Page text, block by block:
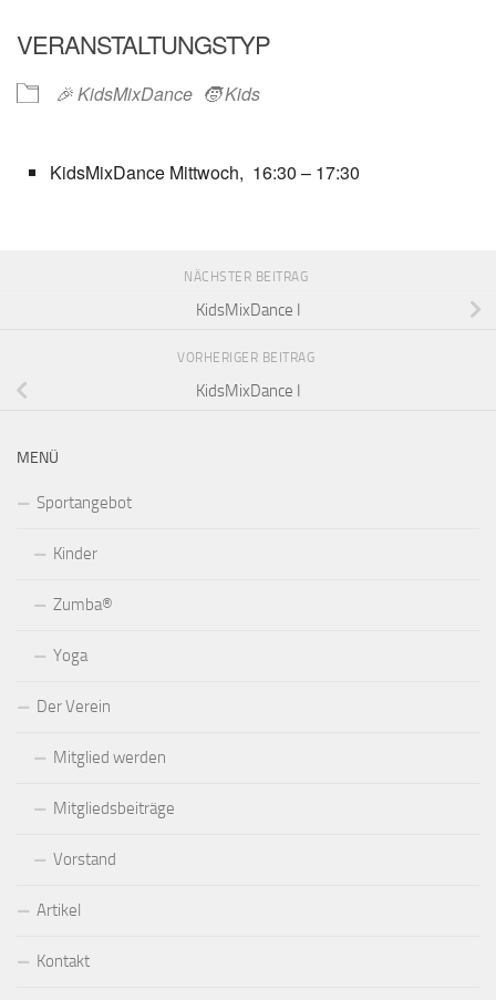
VERANSTALTUNGSTYP
🎉 KidsMixDance 🧒 Kids
KidsMixDance Mittwoch, 16:30 – 17:30
NÄCHSTER BEITRAG
KidsMixDance I
VORHERIGER BEITRAG
KidsMixDance I
MENÜ
Sportangebot
Kinder
Zumba®
Yoga
Der Verein
Mitglied werden
Mitgliedsbeiträge
Vorstand
Artikel
Kontakt